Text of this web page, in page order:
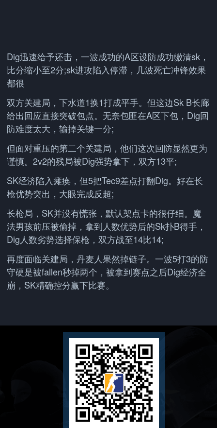
Dig迅速给予还击，一波成功的A区设防成功缴清sk，
比分缩小至2分;sk进攻陷入停滞，几波死亡冲锋效果
都很
双方关建局，下水道1换1打成平手。但这边Sk B长廊
给出回应直接突破包点。无奈包匪在A区下包，Dig回
防难度太大，输掉关键一分;
但面对重压的第二个关建局，他们这次回防显然更为
谨慎。2v2的残局被Dig强势拿下，双方13平;
SK经济陷入瘫痪，但5把Tec9差点打翻Dig。好在长
枪优势突出，大眼完成反超;
长枪局，SK并没有慌张，默认架点卡的很仔细。魔
法男孩前压被偷掉，拿到人数优势后的Sk扑B得手，
Dig人数劣势选择保枪，双方战至14比14;
再度面临关建局，丹麦人果然掉链子。一波5打3的防
守硬是被fallen秒掉两个，被拿到赛点之后Dig经济全
崩，SK精确控分赢下比赛。